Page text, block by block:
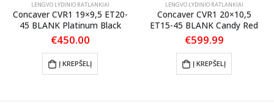
LENGVO LYDINIO RATLANKIAI
Concaver CVR1 19×9,5 ET20-
45 BLANK Platinum Black
€450.00
Į KREPŠELĮ
LENGVO LYDINIO RATLANKIAI
Concaver CVR1 20×10,5
ET15-45 BLANK Candy Red
€599.99
Į KREPŠELĮ